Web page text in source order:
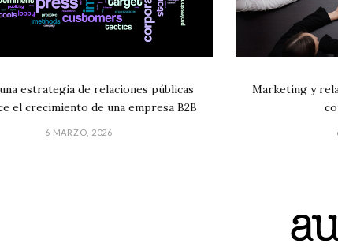
estrategia de relaciones públicas
el crecimiento de una empresa B2B
6 MARZO, 2026
Marketing y